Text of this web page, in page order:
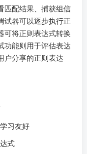
匹配结果、捕获组信
试器可以逐步执行正
可将正则表达式转换
功能则用于评估表达
户分享的正则表达
习友好
式